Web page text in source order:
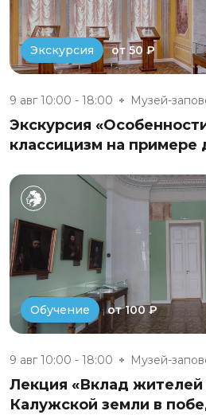
Экскурсия от 50 ₽
9 авг 10:00 - 18:00
Экскурсия
классицизм на
Обучение от 100 ₽
9 авг 10:00 - 18:00
Лекция «Вклад жителей
Калужской земли в